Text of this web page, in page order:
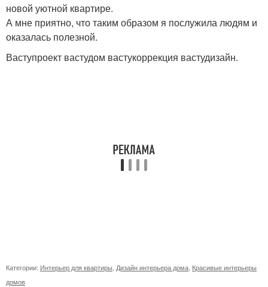
новой уютной квартире.
А мне приятно, что таким образом я послужила людям и
оказалась полезной.
Ваступроект вастудом вастукоррекция вастудизайн.
Категории: Интерьер для квартиры Дизайн интерьера дома Красивые интерьеры
домов